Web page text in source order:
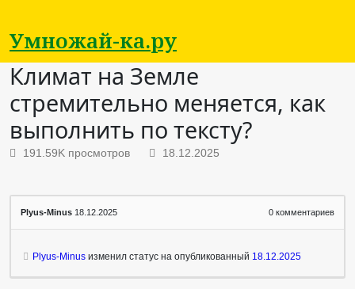
Умножай-ка.ру
Климат на Земле
стремительно меняется, как
выполнить по тексту?
191.59K просмотров 18.12.2025
Plyus-Minus 18.12.2025 0 комментариев
Plyus-Minus изменил статус на опубликованный 18.12.2025